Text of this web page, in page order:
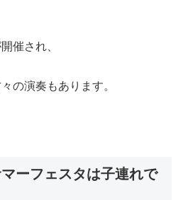
催され、
の演奏もあります。
ーフェスタは子連れで